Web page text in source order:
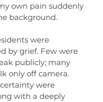
own pain suddenly
background.
were
by grief. Few were
publicly; many
only off camera.
were
with a deeply